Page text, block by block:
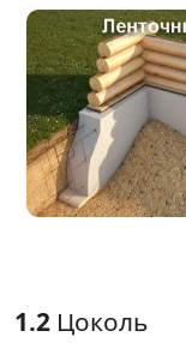
1.2 Цоколь